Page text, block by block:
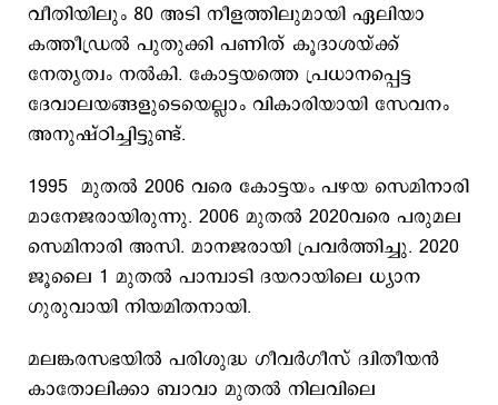
വീതിയിലും 80 അടി നീളത്തിലുമായി ഏലിയാ
കത്തീഡ്രൽ പുതുക്കി പണിത് കൂദാശയ്ക്ക്
നേതൃത്വം നൽകി. കോട്ടയത്തെ പ്രധാനപ്പെട്ട
ദേവാലയങ്ങളുടെയെല്ലാം വികാരിയായി സേവനം
അനുഷ്ഠിച്ചിട്ടുണ്ട്.
1995 മുതൽ 2006 വരെ കോട്ടയം പഴയ സെമിനാരി
മാനേജരായിരുന്നു. 2006 മുതൽ 2020വരെ പരുമല
സെമിനാരി അസി. മാനജരായി പ്രവർത്തിച്ചു. 2020
ജൂലൈ 1 മുതൽ പാമ്പാടി ദയറായിലെ ധ്യാന​
ഗുരുവായി നിയമിതനായി.
മലങ്കരസഭയിൽ പരിശുദ്ധ ​ഗീവർ​ഗീസ് ദ്വിതീയൻ
കാതോലിക്കാ ബാവാ മുതൽ നിലവിലെ